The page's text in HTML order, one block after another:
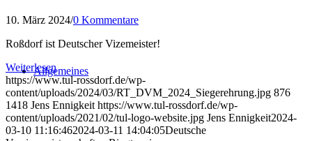
Allgemeines
10. März 2024/0 Kommentare
Roßdorf ist Deutscher Vizemeister!
Weiterlesen
https://www.tul-rossdorf.de/wp-
content/uploads/2024/03/RT_DVM_2024_Siegerehrung.jpg 876
1418 Jens Ennigkeit https://www.tul-rossdorf.de/wp-
content/uploads/2021/02/tul-logo-website.jpg Jens Ennigkeit2024-
03-10 11:16:462024-03-11 14:04:05Deutsche